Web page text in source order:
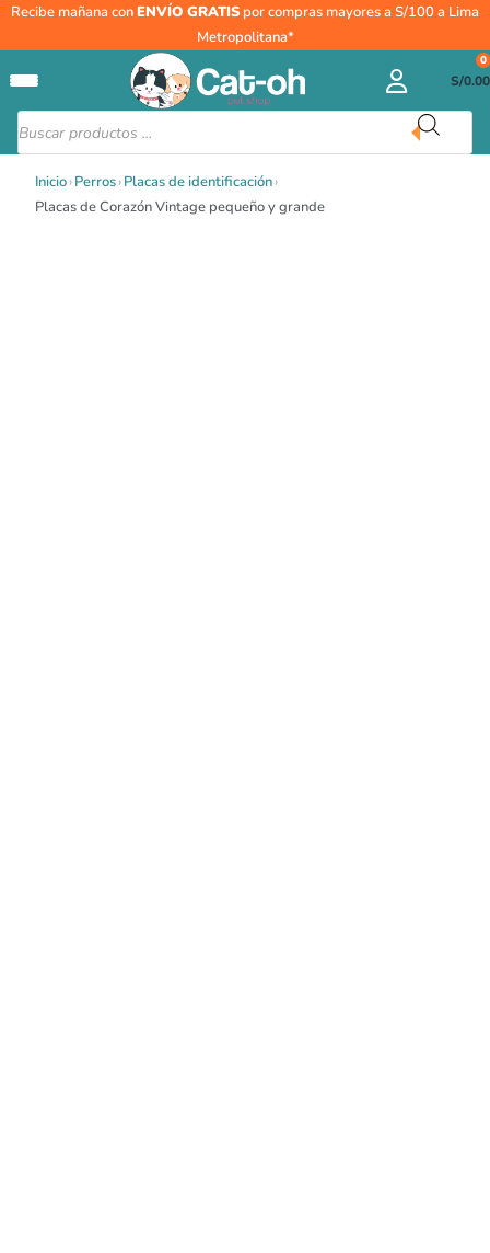
Recibe mañana conENVÍO GRATIS por compras mayores a S/100 a Lima
Metropolitana*
Búsqueda
de
productos
S/0.00
0
Inicio›Perros›Placas de identificación›
Placas de Corazón Vintage pequeño y grande
Placas
Vintage
pequeño
y
cantidad